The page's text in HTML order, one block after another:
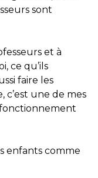
sont
et à
ce qu’ils
faire les
c’est une de mes
fonctionnement
enfants comme